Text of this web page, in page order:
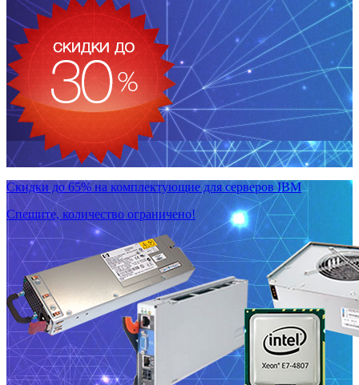
Скидки до 65% на комплектующие для серверов IBM
Спешите, количество ограничено!